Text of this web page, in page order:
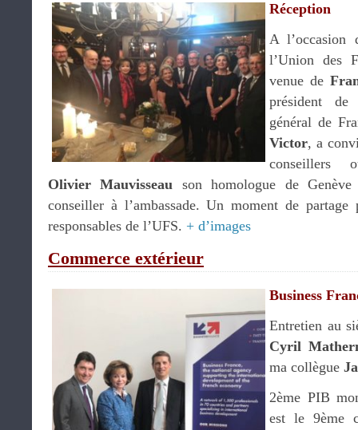
Réception
A l’occasion
l’Union des
venue de
président
général de
Victor, a
conseillers
Olivier Mauvisseau son homologue de
conseiller à l’ambassade. Un moment de
responsables de l’UFS. + d’images
Commerce extérieur
Business
Entretien au
Cyril
ma collègue
2ème PIB
est le 9ème